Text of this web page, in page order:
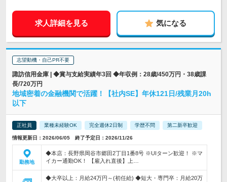
求人詳細を見る 気になる
志望動機・自己PR不要
諏訪信用金庫 | ◆賞与支給実績年3回 ◆年収例：28歳/450万円・38歳課
長/720万円
地域密着の金融機関で活躍！【社内SE】年休121日/残業月20h
以下
正社員 業種未経験OK 完全週休2日制 学歴不問 第二新卒歓迎
情報更新日：2026/06/05 終了予定日：2026/11/26
勤務地
◆本店：長野県岡谷市郷田2丁目1番8号 ※UIターン歓迎！ ※マ
イカー通勤OK！ 【雇入れ直後】上…
◆大卒以上：月給24万円～(初任給) ◆短大・専門卒：月給20万